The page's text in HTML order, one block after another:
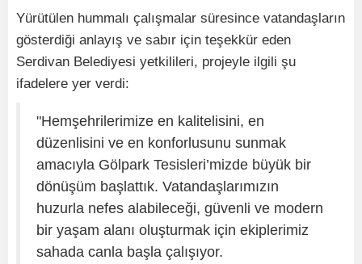
Yürütülen hummalı çalışmalar süresince vatandaşların
gösterdiği anlayış ve sabır için teşekkür eden
Serdivan Belediyesi yetkilileri, projeyle ilgili şu
ifadelere yer verdi:
"Hemşehrilerimize en kalitelisini, en
düzenlisini ve en konforlusunu sunmak
amacıyla Gölpark Tesisleri’mizde büyük bir
dönüşüm başlattık. Vatandaşlarımızın
huzurla nefes alabileceği, güvenli ve modern
bir yaşam alanı oluşturmak için ekiplerimiz
sahada canla başla çalışıyor.